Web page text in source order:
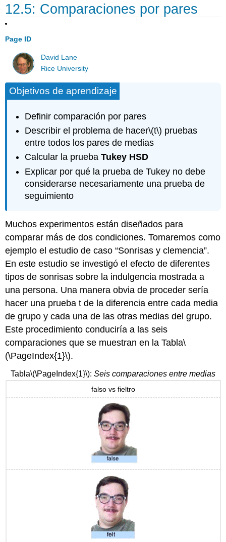
12.5: Comparaciones por pares
Page ID
David Lane
Rice University
Objetivos de aprendizaje
Definir comparación por pares
Describir el problema de hacer\(t\) pruebas
entre todos los pares de medias
Calcular la pruebaTukey HSD
Explicar por qué la prueba de Tukey no debe
considerarse necesariamente una prueba de
seguimiento
Muchos experimentos están diseñados para
comparar más de dos condiciones. Tomaremos como
ejemplo el estudio de caso “Sonrisas y clemencia”.
En este estudio se investigó el efecto de diferentes
tipos de sonrisas sobre la indulgencia mostrada a
una persona. Una manera obvia de proceder sería
hacer una prueba t de la diferencia entre cada media
de grupo y cada una de las otras medias del grupo.
Este procedimiento conduciría a las seis
comparaciones que se muestran en la Tabla\
(\PageIndex{1}\).
Tabla\(\PageIndex{1}\): Seis comparaciones entre medias
falso vs fieltro